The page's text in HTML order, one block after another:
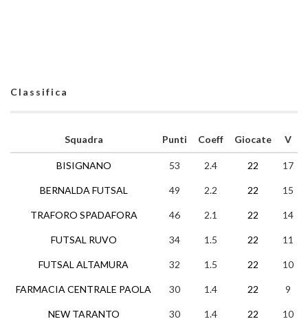
Classifica
Squadra
BISIGNANO
BERNALDA FUTSAL
TRAFORO SPADAFORA
FUTSAL RUVO
FUTSAL ALTAMURA
FARMACIA CENTRALE PAOLA
NEW TARANTO
Punti Coeff Giocate V
53 2.4 22 17
49 2.2 22 15
46 2.1 22 14
34 1.5 22 11
32 1.5 22 10
30 1.4 22 9
30 1.4 22 10